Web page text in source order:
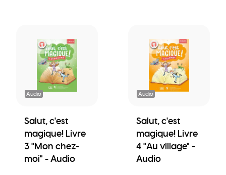
Audio
Salut, c'est
magique! Livre
3 "Mon chez-
moi" - Audio
Audio
Salut, c'est
magique! Livre
4 "Au village" -
Audio